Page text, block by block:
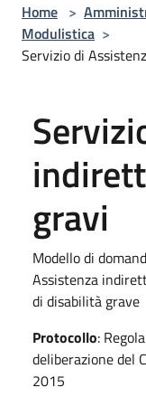
Home >
Modulistica >
Servizio di
gravi
Modello di
Assistenza
di disabilità grave
Protocollo:
deliberazione del
2015